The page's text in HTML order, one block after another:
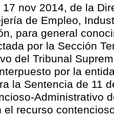
nov 2014, de la
de Empleo,
para general
por la Sección
del Tribunal
por la
la Sentencia de 11
Administrativo
el recurso